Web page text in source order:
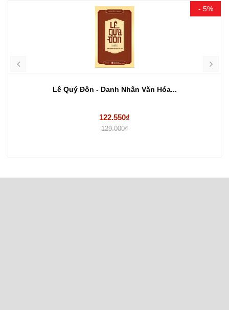
- 5%
Lê Quý Đôn - Danh Nhân Văn Hóa...
122.550₫
129.000₫